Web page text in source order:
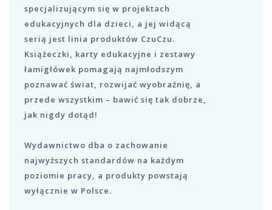
specjalizującym się w projektach
edukacyjnych dla dzieci, a jej widącą
serią jest linia produktów CzuCzu.
Książeczki, karty edukacyjne i zestawy
łamigłówek pomagają najmłodszym
poznawać świat, rozwijać wyobraźnię, a
przede wszystkim – bawić się tak dobrze,
jak nigdy dotąd!
Wydawnictwo dba o zachowanie
najwyższych standardów na każdym
poziomie pracy, a produkty powstają
wyłącznie w Polsce.